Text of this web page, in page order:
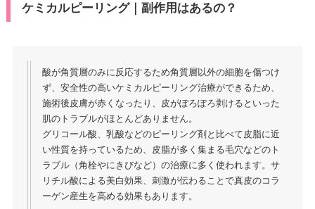
ケミカルピーリング｜副作用はあるの？
酸が角質層のみに反応するため角質層以外の細胞を傷つけ
ず、安全性の高いケミカルピーリング治療ができるため、
施術後皮膚が赤くなったり、皮がぽろぽろ剥けるといった
肌のトラブルがほとんどありません。
グリコール酸、乳酸などのピーリング剤と比べて皮脂に近
い性質を持っているため、皮脂が多く集まる毛穴などのト
ラブル（角栓やにきびなど）の治療に多く使われます。サ
リチル酸による美白効果、刺激が伝わることで真皮のコラ
ーゲン産生を高める効果もあります。